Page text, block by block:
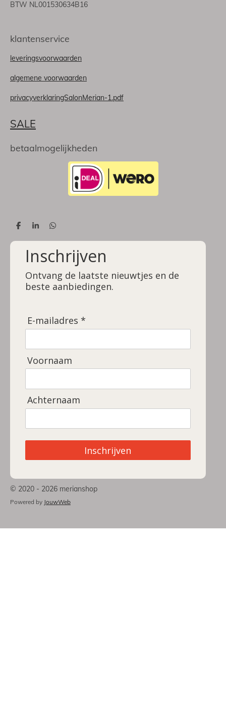
BTW NL001530634B16
klantenservice
leveringsvoorwaarden
algemene voorwaarden
privacyverklaringSalonMerian-1.pdf
SALE
betaalmogelijkheden
D
l
S
a
D
l
Inschrijven
Ontvang de laatste nieuwtjes en de
beste aanbiedingen.
E-mailadres *
Voornaam
Achternaam
Inschrijven
© 2020 - 2026 merianshop
Powered by JouwWeb